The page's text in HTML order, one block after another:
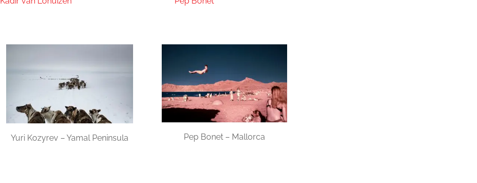
Yuri Kozyrev – Yamal Peninsula Pep Bonet – Mallorca